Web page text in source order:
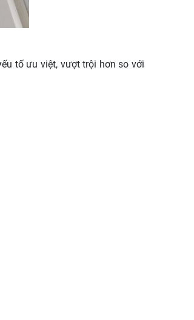
tố ưu việt, vượt trội hơn so với